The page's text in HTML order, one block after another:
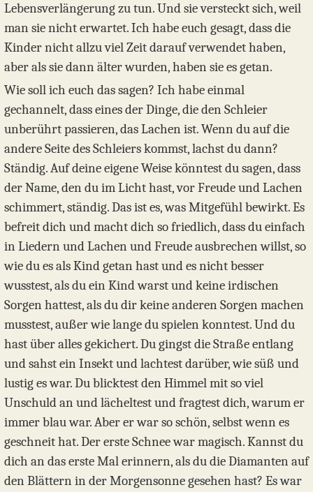
Lebensverlängerung zu tun. Und sie versteckt sich, weil
man sie nicht erwartet. Ich habe euch gesagt, dass die
Kinder nicht allzu viel Zeit darauf verwendet haben,
aber als sie dann älter wurden, haben sie es getan.
Wie soll ich euch das sagen? Ich habe einmal
gechannelt, dass eines der Dinge, die den Schleier
unberührt passieren, das Lachen ist. Wenn du auf die
andere Seite des Schleiers kommst, lachst du dann?
Ständig. Auf deine eigene Weise könntest du sagen, dass
der Name, den du im Licht hast, vor Freude und Lachen
schimmert, ständig. Das ist es, was Mitgefühl bewirkt. Es
befreit dich und macht dich so friedlich, dass du einfach
in Liedern und Lachen und Freude ausbrechen willst, so
wie du es als Kind getan hast und es nicht besser
wusstest, als du ein Kind warst und keine irdischen
Sorgen hattest, als du dir keine anderen Sorgen machen
musstest, außer wie lange du spielen konntest. Und du
hast über alles gekichert. Du gingst die Straße entlang
und sahst ein Insekt und lachtest darüber, wie süß und
lustig es war. Du blicktest den Himmel mit so viel
Unschuld an und lächeltest und fragtest dich, warum er
immer blau war. Aber er war so schön, selbst wenn es
geschneit hat. Der erste Schnee war magisch. Kannst du
dich an das erste Mal erinnern, als du die Diamanten auf
den Blättern in der Morgensonne gesehen hast? Es war